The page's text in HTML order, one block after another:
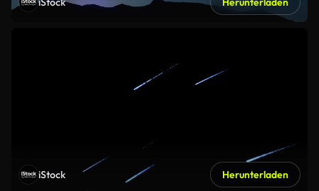
iStock Herunterladen